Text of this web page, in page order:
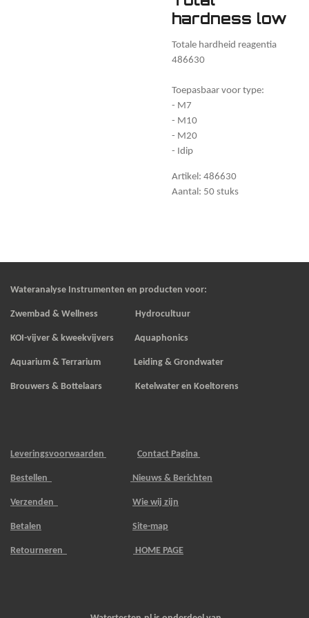
hardness low
Totale hardheid reagentia
486630
Toepasbaar voor type:
- M7
- M10
- M20
- Idip
Artikel: 486630
Aantal: 50 stuks
Wateranalyse Instrumenten en producten voor:
Zwembad & Wellness Hydrocultuur
KOI-vijver & kweekvijvers Aquaphonics
Aquarium & Terrarium Leiding & Grondwater
Brouwers & Bottelaars Ketelwater en Koeltorens
Leveringsvoorwaarden Contact Pagina
Bestellen Nieuws & Berichten
Verzenden Wie wij zijn
Betalen Site-map
Retourneren HOME PAGE